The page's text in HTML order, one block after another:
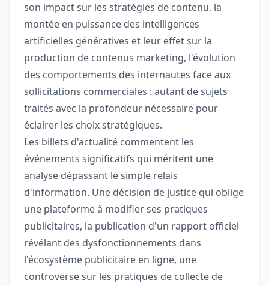
son impact sur les stratégies de contenu, la
montée en puissance des intelligences
artificielles génératives et leur effet sur la
production de contenus marketing, l'évolution
des comportements des internautes face aux
sollicitations commerciales : autant de sujets
traités avec la profondeur nécessaire pour
éclairer les choix stratégiques.
Les billets d'actualité commentent les
événements significatifs qui méritent une
analyse dépassant le simple relais
d'information. Une décision de justice qui oblige
une plateforme à modifier ses pratiques
publicitaires, la publication d'un rapport officiel
révélant des dysfonctionnements dans
l'écosystème publicitaire en ligne, une
controverse sur les pratiques de collecte de